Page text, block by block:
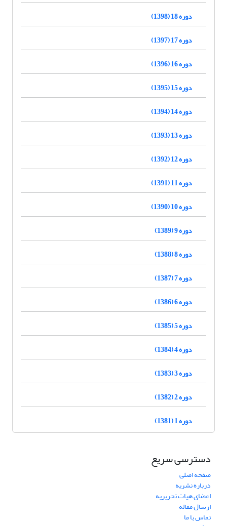
دوره 18 (1398)
دوره 17 (1397)
دوره 16 (1396)
دوره 15 (1395)
دوره 14 (1394)
دوره 13 (1393)
دوره 12 (1392)
دوره 11 (1391)
دوره 10 (1390)
دوره 9 (1389)
دوره 8 (1388)
دوره 7 (1387)
دوره 6 (1386)
دوره 5 (1385)
دوره 4 (1384)
دوره 3 (1383)
دوره 2 (1382)
دوره 1 (1381)
دسترسی سریع
صفحه اصلی
درباره نشریه
اعضای هیات تحریریه
ارسال مقاله
تماس با ما